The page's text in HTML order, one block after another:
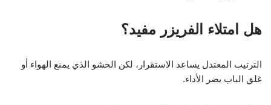
هل امتلاء الفريزر مفيد؟
الترتيب المعتدل يساعد الاستقرار، لكن الحشو الذي يمنع الهواء أو
غلق الباب يضر الأداء.